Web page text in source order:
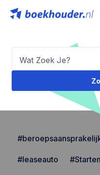
#leaseauto